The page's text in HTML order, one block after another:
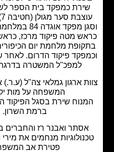
כמפקד בית הספר לשריון,
עוצבת סער מגולן
וסגן מפקד אוגדה 84
מטה פיקוד מרכז, כראש אגף
מלחמת יום הכיפורים,
פיקוד הדרום. לאחר שחרורו
למפכ"ל המשטרה בדרגת רב
ארגון גמלאי צה"ל (ע.ר.) אבל
המשפחה על מות יקירם.
שירת בסגל הפיקוד הכללי
ברמת השרון.
ואבנר רז והחברים בחברת
מנחמים את מירי
פטירת אב המשפחה.